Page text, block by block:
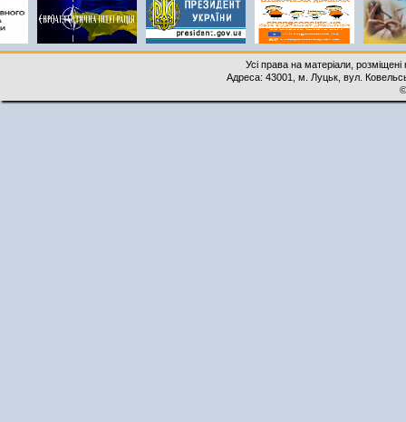
Усі права на матеріали,
Адреса: 43001, м. Луцьк, вул.